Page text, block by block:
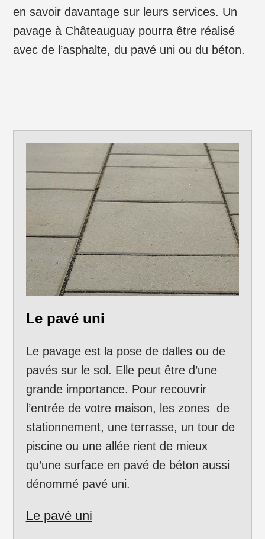
en savoir davantage sur leurs services. Un
pavage à Châteauguay pourra être réalisé
avec de l’asphalte, du pavé uni ou du béton.
Le pavé uni
Le pavage est la pose de dalles ou de
pavés sur le sol. Elle peut être d’une
grande importance. Pour recouvrir
l’entrée de votre maison, les zones de
stationnement, une terrasse, un tour de
piscine ou une allée rient de mieux
qu’une surface en pavé de béton aussi
dénommé pavé uni.
Le pavé uni